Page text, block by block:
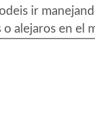
ir
o alejaros en el